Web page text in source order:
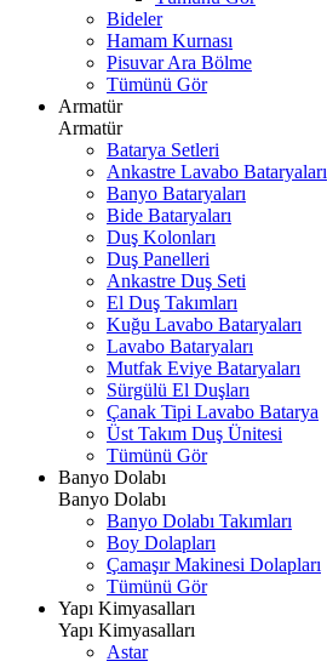
Bideler
Hamam Kurnası
Pisuvar Ara Bölme
Tümünü Gör
Armatür
Armatür
Batarya Setleri
Ankastre Lavabo Bataryaları
Banyo Bataryaları
Bide Bataryaları
Duş Kolonları
Duş Panelleri
Ankastre Duş Seti
El Duş Takımları
Kuğu Lavabo Bataryaları
Lavabo Bataryaları
Mutfak Eviye Bataryaları
Sürgülü El Duşları
Çanak Tipi Lavabo Batarya
Üst Takım Duş Ünitesi
Tümünü Gör
Banyo Dolabı
Banyo Dolabı
Banyo Dolabı Takımları
Boy Dolapları
Çamaşır Makinesi Dolapları
Tümünü Gör
Yapı Kimyasalları
Yapı Kimyasalları
Astar